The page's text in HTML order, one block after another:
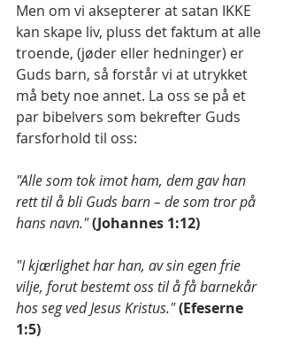
Men om vi aksepterer at satan IKKE
kan skape liv, pluss det faktum at alle
troende, (jøder eller hedninger) er
Guds barn, så forstår vi at utrykket
må bety noe annet. La oss se på et
par bibelvers som bekrefter Guds
farsforhold til oss:
"Alle som tok imot ham, dem gav han
rett til å bli Guds barn – de som tror på
hans navn."(Johannes 1:12)
"I kjærlighet har han, av sin egen frie
vilje, forut bestemt oss til å få barnekår
hos seg ved Jesus Kristus."(Efeserne
1:5)